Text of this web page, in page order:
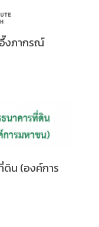
งภากรณ์
ดิน (องค์การ